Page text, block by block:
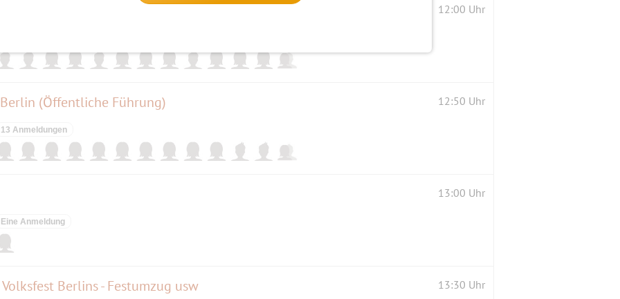
Ausstellung mit Führung. 12:00 Uhr
(Öffentliche Führung) 12:50 Uhr
13 Anmeldungen
13:00 Uhr
Eine Anmeldung
Berlins - Festumzug usw 13:30 Uhr